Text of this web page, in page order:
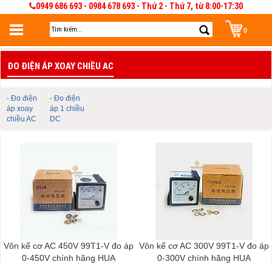
0949 686 693 - 0984 678 693 - Thứ 2 - Thứ 7, từ 8:00-17:30
0
Đăng nhập
Đăng nhập để lưu giỏ hàng 30 ngày. Có thể sửa và quản lý giỏ hàng và đơn
hàng
ĐO ĐIỆN ÁP XOAY CHIỀU AC
- Đo điện
áp xoay
chiều AC
- Đo điện
áp 1 chiều
DC
Vôn kế cơ AC 450V 99T1-V đo áp
0-450V chính hãng HUA
Vôn kế cơ AC 300V 99T1-V đo áp
0-300V chính hãng HUA